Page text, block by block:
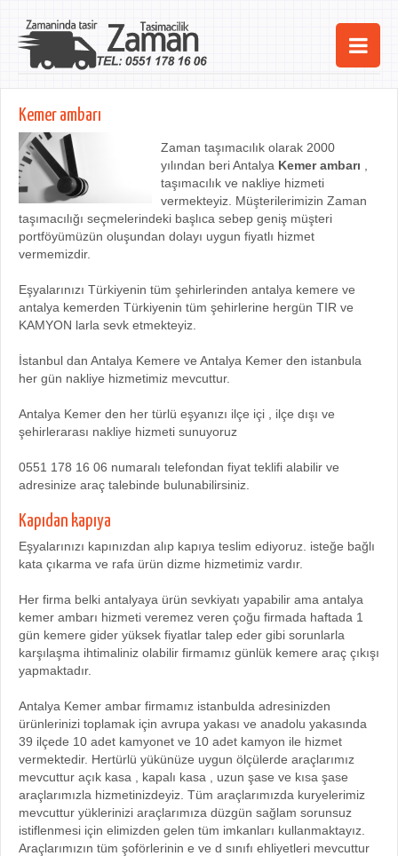
Ana Sayfa
Hizmetlerimiz
Kurumsal
iletişim
Kemer ambarı
Zaman taşımacılık olarak 2000
yılından beri Antalya Kemer ambarı
taşımacılık ve nakliye hizmeti
vermekteyiz. Müşterilerimizin Zaman
taşımacılığı seçmelerindeki başlıca sebep geniş müşteri
portföyümüzün oluşundan dolayı uygun fiyatlı hizmet
vermemizdir.
Eşyalarınızı Türkiyenin tüm şehirlerinden antalya kemere ve
antalya kemerden Türkiyenin tüm şehirlerine hergün TIR ve
KAMYON larla sevk etmekteyiz.
İstanbul dan Antalya Kemere ve Antalya Kemer den istanbula
her gün nakliye hizmetimiz mevcuttur.
Antalya Kemer den her türlü eşyanızı ilçe içi , ilçe dışı ve
şehirlerarası nakliye hizmeti sunuyoruz
0551 178 16 06 numaralı telefondan fiyat teklifi alabilir ve
adresinize araç talebinde bulunabilirsiniz.
Kapıdan kapıya
Eşyalarınızı kapınızdan alıp kapıya teslim ediyoruz. isteğe bağlı
kata çıkarma ve rafa ürün dizme hizmetimiz vardır.
Her firma belki antalyaya ürün sevkiyatı yapabilir ama antalya
kemer ambarı hizmeti veremez veren çoğu firmada haftada 1
gün kemere gider yüksek fiyatlar talep eder gibi sorunlarla
karşılaşma ihtimaliniz olabilir firmamız günlük kemere araç çıkışı
yapmaktadır.
Antalya Kemer ambar firmamız istanbulda adresinizden
ürünlerinizi toplamak için avrupa yakası ve anadolu yakasında
39 ilçede 10 adet kamyonet ve 10 adet kamyon ile hizmet
vermektedir. Hertürlü yükünüze uygun ölçülerde araçlarımız
mevcuttur açık kasa , kapalı kasa , uzun şase ve kısa şase
araçlarımızla hizmetinizdeyiz. Tüm araçlarımızda kuryelerimiz
mevcuttur yüklerinizi araçlarımıza düzgün sağlam sorunsuz
istiflenmesi için elimizden gelen tüm imkanları kullanmaktayız.
Araçlarımızın tüm şoförlerinin e ve d sınıfı ehliyetleri mevcuttur